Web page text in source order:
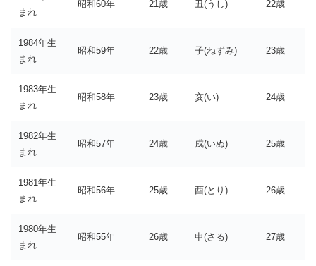
まれ
昭和60年 21歳 丑(うし) 22歳
1984年生
まれ
昭和59年 22歳 子(ねずみ) 23歳
1983年生
まれ
昭和58年 23歳 亥(い) 24歳
1982年生
まれ
昭和57年 24歳 戌(いぬ) 25歳
1981年生
まれ
昭和56年 25歳 酉(とり) 26歳
1980年生
まれ
昭和55年 26歳 申(さる) 27歳